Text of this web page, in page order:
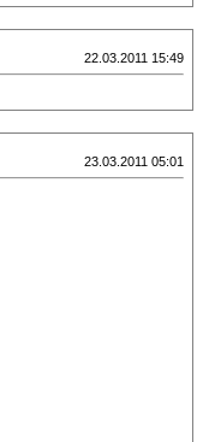
22.03.2011 15:49
23.03.2011 05:01